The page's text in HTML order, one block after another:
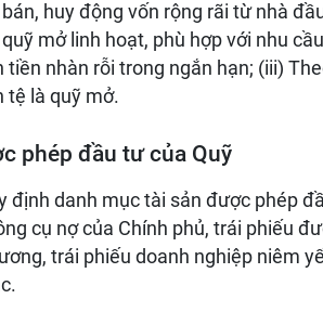
huy động vốn rộng rãi từ nhà
mở linh hoạt, phù hợp với nhu
nhàn rỗi trong ngắn hạn; (iii)
tệ là quỹ mở.
phép đầu tư của Quỹ
định danh mục tài sản được phép
cụ nợ của Chính phủ, trái phiếu
trái phiếu doanh nghiệp niêm